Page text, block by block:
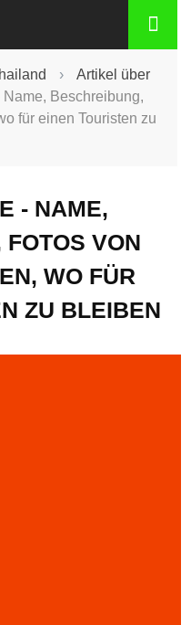
›
Artikel über
Name, Beschreibung,
für einen Touristen zu
- NAME,
VON
WO FÜR
ZU BLEIBEN